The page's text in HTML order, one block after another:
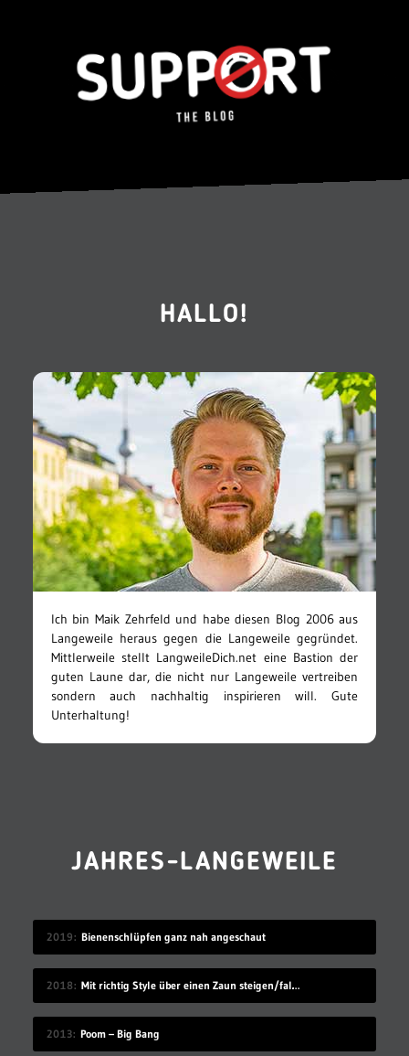
HALLO!
Ich bin Maik Zehrfeld und habe diesen Blog 2006 aus
Langeweile heraus gegen die Langeweile gegründet.
Mittlerweile stellt LangweileDich.net eine Bastion der
guten Laune dar, die nicht nur Langeweile vertreiben
sondern auch nachhaltig inspirieren will. Gute
Unterhaltung!
JAHRES-LANGEWEILE
2019 Bienenschlüpfen ganz nah angeschaut
2018 Mit richtig Style über einen Zaun steigen/fallen
2013 Poom – Big Bang